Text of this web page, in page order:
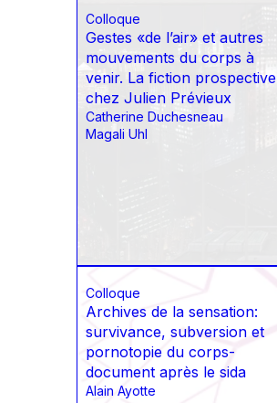
Colloque
Gestes «de l’air» et autres
mouvements du corps à
venir. La fiction prospective
chez Julien Prévieux
Catherine Duchesneau
Magali Uhl
Colloque
Archives de la sensation:
survivance, subversion et
pornotopie du corps-
document après le sida
Alain Ayotte